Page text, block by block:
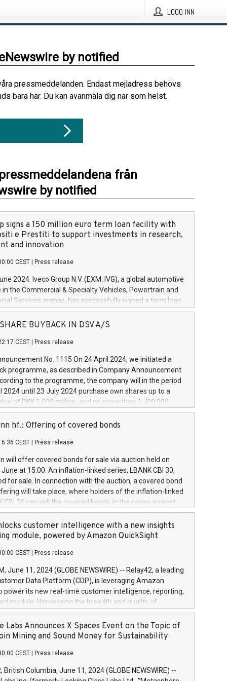
LOGG INN
by notified
pressmeddelanden. Endast mejladress behövs
bara här. Du kan avanmäla dig när som helst.
från
by notified
signs a 150 million euro term loan facility with
e Prestiti to support investments in research,
and innovation
CEST Press release
2024. Iveco Group N.V. (EXM: IVG), a global automotive
in the Commercial & Specialty Vehicles, Powertrain and
Services arenas, has successfully signed a term loan
million euros with Cassa Depositi e Prestiti (CDP), for the
projects in Italy dedicated to research, development
develop innovative technologies and architectures in
digitalisation and vehicle connectivity aimed at
safety, driving comfort and productivity. The
which will have a 5-year amortising profile, will
Group in Italy by the end of 2025. Iveco Group N.V.
the home of unique people and brands that power your
a
SHARE BUYBACK IN DSV A/S
CEST Press release
No. 1115 On 24 April 2024, we initiated a
programme, as described in Company Announcement
to the programme, the company will in the period
2024 until 23 July 2024 purchase own shares up to a
of DKK 1,000 million, and no more than 1,700,000
to 0.79% of the share capital at
of the programme. The programme has been
and Council of 16 April 2014 (“MAR”) (save for
buyback programmes set out in MAR article 5) and
Delegated Regulation (EU) 2016/1052, also referred
Harbour rules. Trading dayNumber of shares bought
transaction priceAmount DKKAccumulated trading for
June
June
June
hf.: Offering of covered bonds
CEST Press release
will offer covered bonds for sale via auction held on
at 15:00. An inflation-linked series, LBANK CBI 30,
for sale. In connection with the auction, a covered bond
will take place, where holders of the inflation-linked
CBI 24 can sell the covered bonds in the series against
bought in the above-mentioned auction. The clean
is predefined at 99,594. Expected settlement date is
Covered bonds issued by Landsbankinn are rated A+
the auction. For further information, please call
or email verdbrefamidlun@landsbankinn.is.
customer intelligence with a new insights
module, powered by Amazon QuickSight
CEST Press release
June 11, 2024 (GLOBE NEWSWIRE) -- Relay42, a leading
Data Platform (CDP), is leveraging Amazon
power its new real-time customer intelligence, reporting,
module. Harnessing the breadth and quality of
the new Insights module empowers marketing teams
customer behaviors and gain invaluable insights into
of their marketing programs across all online, offline,
beta version Key capabilities of the Relay42 Insights
Deep insights into customer behaviors: With the
module, marketers can ask unlimited questions about
Labs Announces X Spaces Event on the Topic of
Mining and Sound Money for Sustainability
CEST Press release
British Columbia, June 11, 2024 (GLOBE NEWSWIRE) --